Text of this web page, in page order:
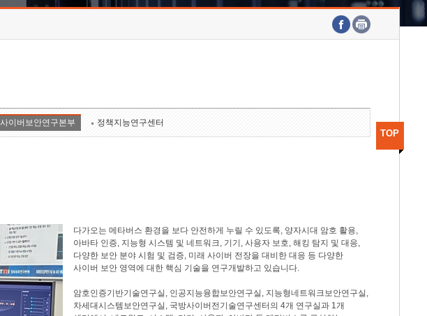
호남권연구본부
기획본부
사이버보안연구본부 정책지능연구센터
다가오는 메타버스 환경을 보다 안전하게 누릴 수 있도록, 양자시대 암호 활용,
아바타 인증, 지능형 시스템 및 네트워크, 기기, 사용자 보호, 해킹 탐지 및 대응,
다양한 보안 분야 시험 및 검증, 미래 사이버 전장을 대비한 대응 등 다양한
사이버 보안 영역에 대한 핵심 기술을 연구개발하고 있습니다.
암호인증기반기술연구실, 인공지능융합보안연구실, 지능형네트워크보안연구실,
차세대시스템보안연구실, 국방사이버전기술연구센터의 4개 연구실과 1개
TOP